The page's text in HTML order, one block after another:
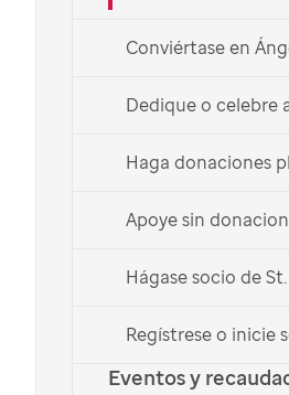
Conviértase en
Dedique o celebre
Haga donaciones
Apoye sin
Hágase socio de
Regístrese o inicie
Eventos y
Donar